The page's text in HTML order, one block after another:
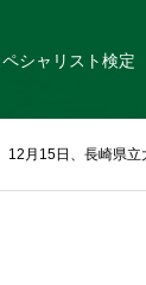
シャリスト検定
12月15日、長崎県